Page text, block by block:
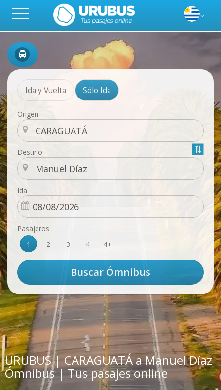
Ida y Vuelta Sólo Ida
Origen
Destino
Ida
Pasajeros
1
2 3 4 4+
URUBUS | CARAGUATÁ a Manuel Díaz
Ómnibus | Tus pasajes online